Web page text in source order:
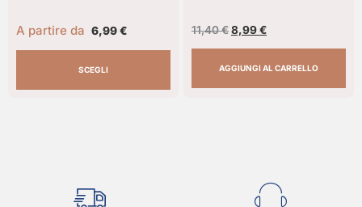
A partire da 6,99€
SCEGLI
11,40€8,99€
AGGIUNGI AL CARRELLO